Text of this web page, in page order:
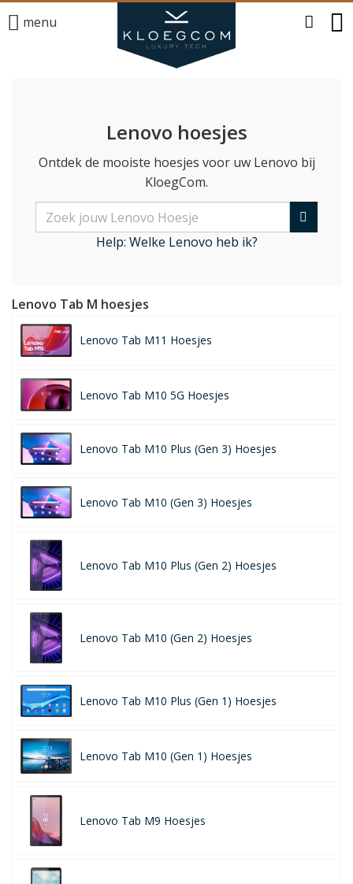
menu
Lenovo hoesjes
Ontdek de mooiste hoesjes voor uw Lenovo bij
KloegCom.
Help: Welke Lenovo heb ik?
Lenovo Tab M hoesjes
Lenovo Tab M11 Hoesjes
Lenovo Tab M10 5G Hoesjes
Lenovo Tab M10 Plus (Gen 3) Hoesjes
Lenovo Tab M10 (Gen 3) Hoesjes
Lenovo Tab M10 Plus (Gen 2) Hoesjes
Lenovo Tab M10 (Gen 2) Hoesjes
Lenovo Tab M10 Plus (Gen 1) Hoesjes
Lenovo Tab M10 (Gen 1) Hoesjes
Lenovo Tab M9 Hoesjes